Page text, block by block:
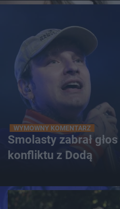
WYMOWNY KOMENTARZ
Smolasty zabrał
konfliktu z Dodą